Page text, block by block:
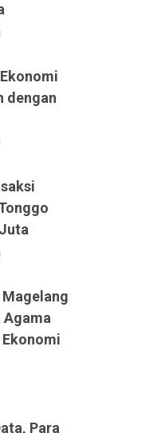
dengan
Magelang
Agama
Ekonomi
Para